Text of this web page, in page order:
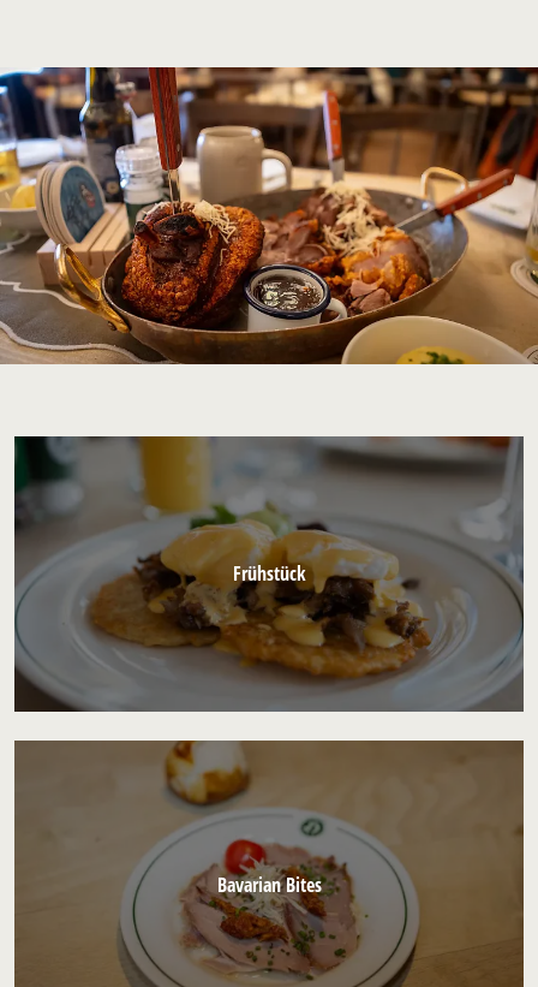
Frühstück
Bavarian Bites